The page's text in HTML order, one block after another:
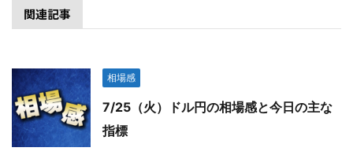
関連記事
相場感
7/25（火）ドル円の相場感と今日の主な
指標